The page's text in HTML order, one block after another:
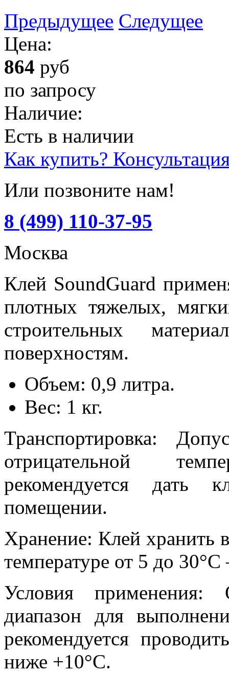
Предыдущее Следущее
Цена:
864 руб
по запросу
Наличие:
Есть в наличии
Как купить?
Или позвоните нам!
8 (499) 110-37-95
Москва
Клей SoundGuard
плотных тяжелых,
строительных
поверхностям.
Объем: 0,9 литра.
Вес: 1 кг.
Транспортировка:
отрицательной
рекомендуется дать
помещении.
Хранение: Клей хранить
температуре от 5 до
Условия применения:
диапазон для
рекомендуется
ниже +10°С.